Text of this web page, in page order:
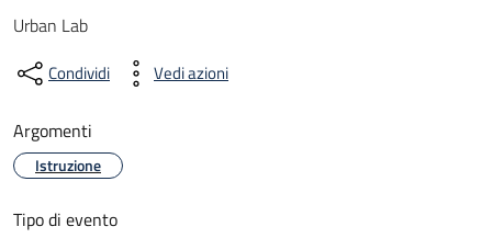
Urban Lab
Condividi Vedi azioni
Argomenti
Istruzione
Tipo di evento